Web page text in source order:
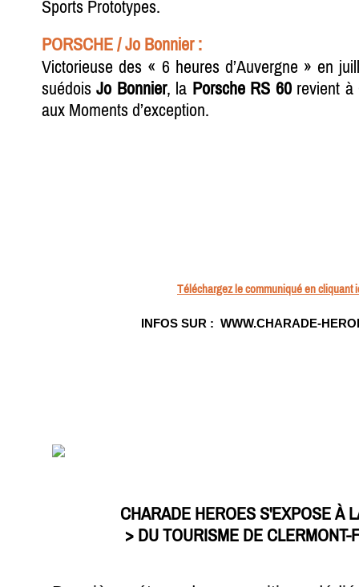
Sports Prototypes.
PORSCHE / Jo Bonnier :
Victorieuse des « 6 heures d’Auvergne » en
suédoisJo Bonnier, la Porsche RS 60revient à
aux Moments d’exception.
Téléchargez le communiqué en cliquant
INFOS SUR : WWW.CHARADE-
CHARADE HEROES S'EXPOSE À
> DU TOURISME DE CLERMONT-